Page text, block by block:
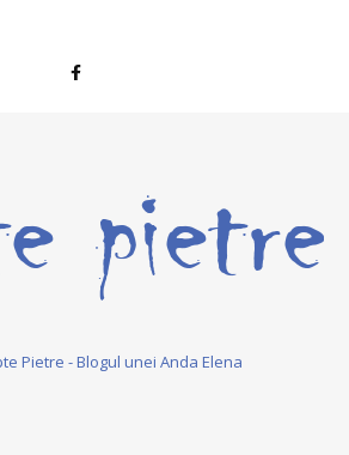
Pietre - Blogul unei Anda Elena